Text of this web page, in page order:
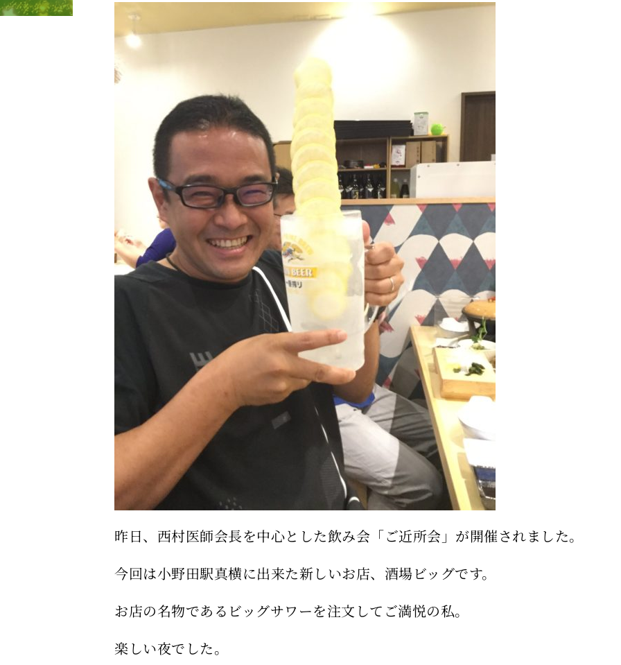
昨日、西村医師会長を中心とした飲み会「ご近所会」が開催されました。
今回は小野田駅真横に出来た新しいお店、酒場ビッグです。
お店の名物であるビッグサワーを注文してご満悦の私。
楽しい夜でした。